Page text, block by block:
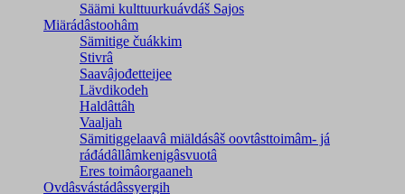
Säämi kulttuurkuávdáš Sajos
Miärádâstoohâm
Sämitige čuákkim
Stivrâ
Saavâjođetteijee
Lävdikodeh
Haldâttâh
Vaaljah
Sämitiggelaavâ miäldásâš oovtâsttoimâm- já
ráđádâllâmkenigâsvuotâ
Eres toimâorgaaneh
Ovdâsvástádâssyergih